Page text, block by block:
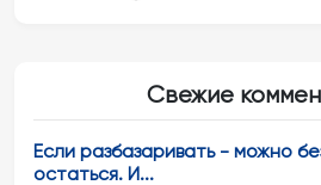
Свежие
Если разбазаривать - можно
остаться. И...